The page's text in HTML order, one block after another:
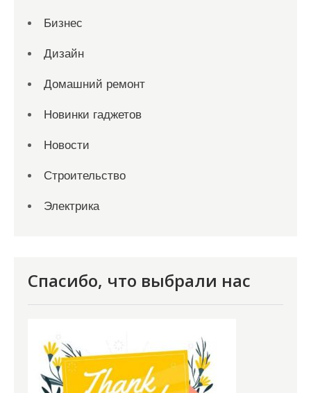
Бизнес
Дизайн
Домашний ремонт
Новинки гаджетов
Новости
Строительство
Электрика
Спасибо, что выбрали нас